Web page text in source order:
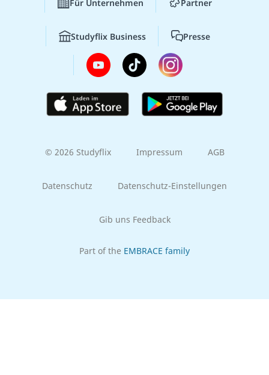
Für Unternehmen Partner
Studyflix Business Presse
© 2026 Studyflix Impressum AGB
Datenschutz Datenschutz-Einstellungen
Gib uns Feedback
Part of the EMBRACE family